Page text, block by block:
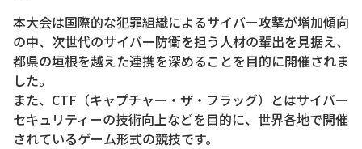
本大会は国際的な犯罪組織によるサイバー攻撃が増加傾向
の中、次世代のサイバー防衛を担う人材の輩出を見据え、
都県の垣根を越えた連携を深めることを目的に開催されま
した。
また、CTF（キャプチャー・ザ・フラッグ）とはサイバー
セキュリティーの技術向上などを目的に、世界各地で開催
されているゲーム形式の競技です。